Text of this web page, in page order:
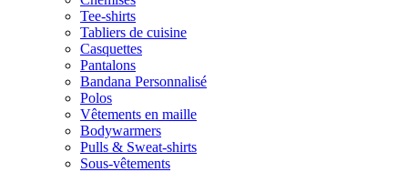
Tee-shirts
Tabliers de cuisine
Casquettes
Pantalons
Bandana Personnalisé
Polos
Vêtements en maille
Bodywarmers
Pulls & Sweat-shirts
Sous-vêtements